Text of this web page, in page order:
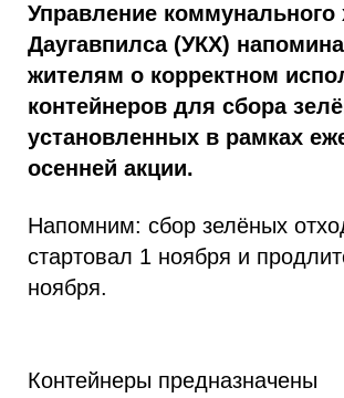
Управление коммунального
Даугавпилса (УКХ)
жителям о корректном
контейнеров для сбора
установленных в рамках
осенней акции.
Напомним: сбор зелёных
стартовал 1 ноября и
ноября.
Контейнеры предназначены